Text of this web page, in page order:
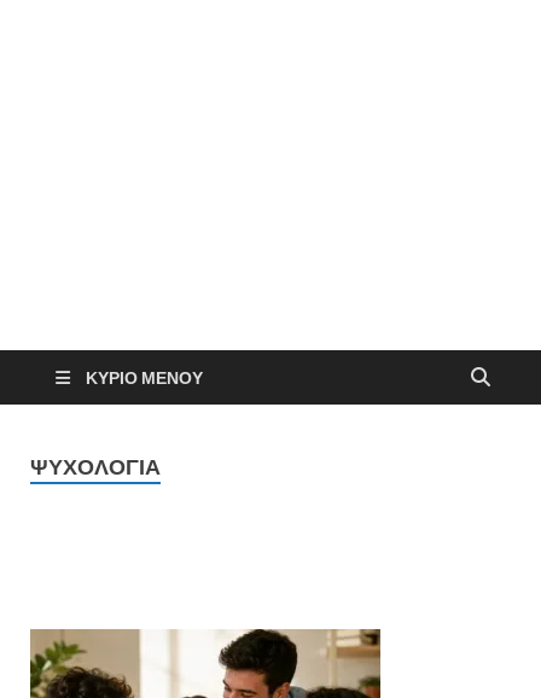
ΚΎΡΙΟ ΜΕΝΟΎ
ΨΥΧΟΛΟΓΙΑ